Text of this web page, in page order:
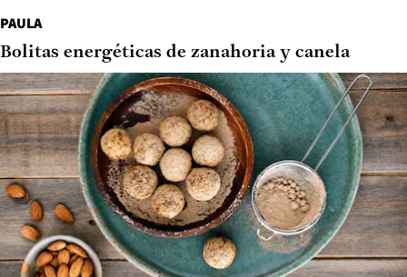
PAULA
Bolitas energéticas de zanahoria y canela